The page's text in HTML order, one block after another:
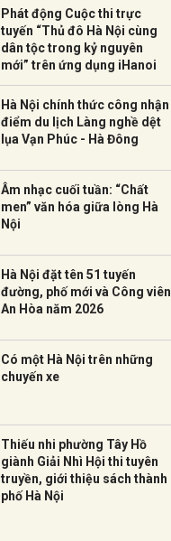
Phát động Cuộc thi trực
tuyến “Thủ đô Hà Nội cùng
dân tộc trong kỷ nguyên
mới” trên ứng dụng iHanoi
Hà Nội chính thức công nhận
điểm du lịch Làng nghề dệt
lụa Vạn Phúc - Hà Đông
Âm nhạc cuối tuần: “Chất
men” văn hóa giữa lòng Hà
Nội
Hà Nội đặt tên 51 tuyến
đường, phố mới và Công viên
An Hòa năm 2026
Có một Hà Nội trên những
chuyến xe
Thiếu nhi phường Tây Hồ
giành Giải Nhì Hội thi tuyên
truyền, giới thiệu sách thành
phố Hà Nội